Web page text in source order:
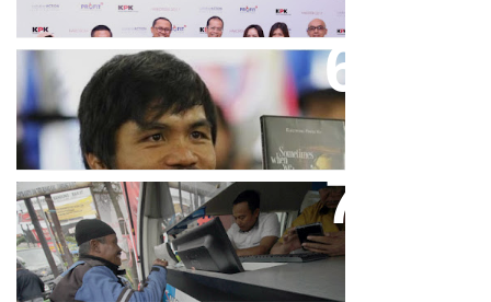
Dicibir Di Medsos, Manny
Pacquiao Tegaskan Pendirian
Tolak LGBT
Bjb T Samsat Manjakan Nasabah
Dalam Bayar Pajak Kendaraan